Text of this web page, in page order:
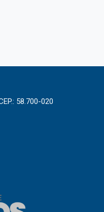
58.700-020